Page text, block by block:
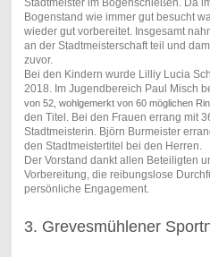
Stadtmeister im Bogenschießen. Da
Bogenstand wie immer gut besucht
wieder gut vorbereitet. Insgesamt
an der Stadtmeisterschaft teil und
zuvor.
Bei den Kindern wurde Lilliy Lucia
2018. Im Jugendbereich Paul Misch
von 52, wohlgemerkt von 60 möglichen
den Titel. Bei den Frauen errang mit
Stadtmeisterin. Björn Burmeister
den Stadtmeistertitel bei den Herren.
Der Vorstand dankt allen Beteiligten
Vorbereitung, die reibungslose
persönliche Engagement.
3. Grevesmühlener